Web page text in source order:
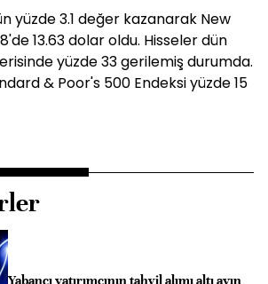
yüzde 3.1 değer kazanarak New
13.63 dolar oldu. Hisseler dün
yüzde 33 gerilemiş durumda.
& Poor's 500 Endeksi yüzde 15
Yabancı yatırımcının tahvil alımı altı ayın